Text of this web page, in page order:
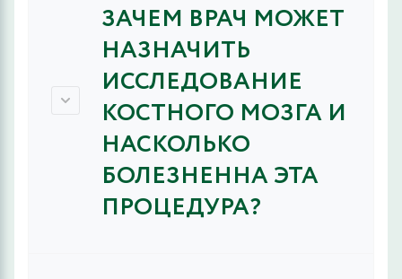
ЗАЧЕМ ВРАЧ МОЖЕТ
НАЗНАЧИТЬ
ИССЛЕДОВАНИЕ
КОСТНОГО МОЗГА И
НАСКОЛЬКО
БОЛЕЗНЕННА ЭТА
ПРОЦЕДУРА?